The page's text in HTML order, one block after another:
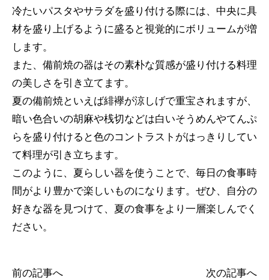
冷たいパスタやサラダを盛り付ける際には、中央に具
材を盛り上げるように盛ると視覚的にボリュームが増
します。
また、備前焼の器はその素朴な質感が盛り付ける料理
の美しさを引き立てます。
夏の備前焼といえば緋襷が涼しげで重宝されますが、
暗い色合いの胡麻や桟切などは白いそうめんやてんぷ
らを盛り付けると色のコントラストがはっきりしてい
て料理が引き立ちます。
このように、夏らしい器を使うことで、毎日の食事時
間がより豊かで楽しいものになります。ぜひ、自分の
好きな器を見つけて、夏の食事をより一層楽しんでく
ださい。
前の記事へ 次の記事へ